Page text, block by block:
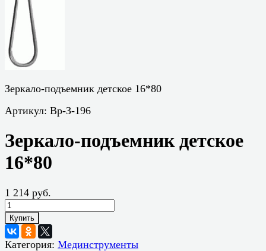
Зеркало-подъемник детское 16*80
Артикул: Вр-З-196
Зеркало-подъемник детское
16*80
1 214 руб.
Купить
Категория: Мединструменты